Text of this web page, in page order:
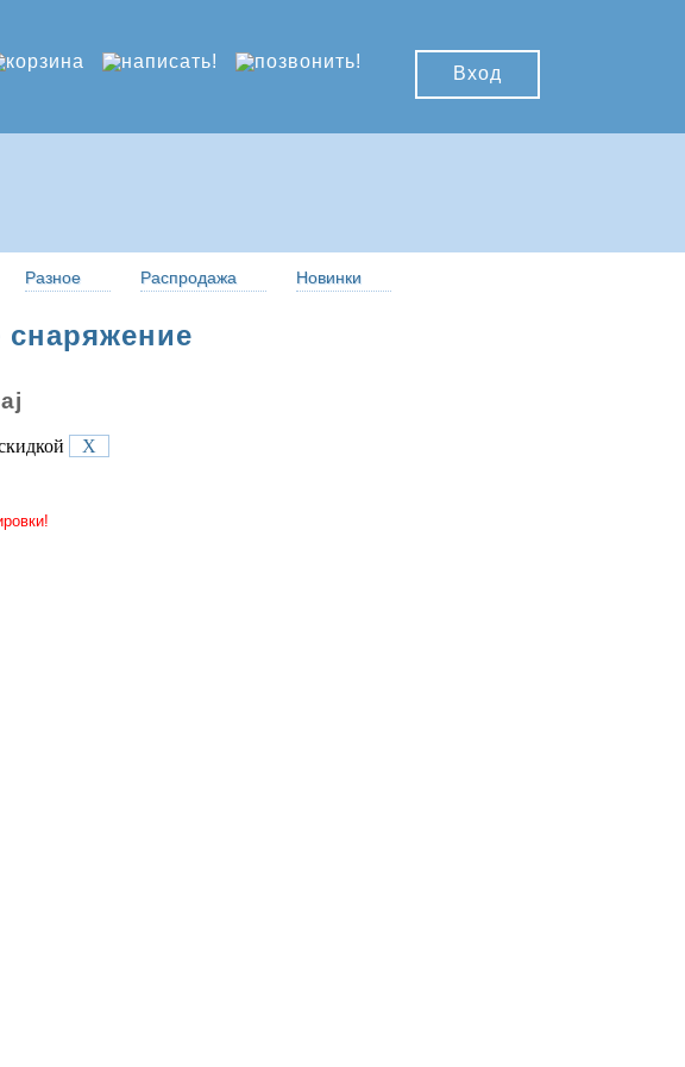
Вход
Разное Распродажа Новинки
X